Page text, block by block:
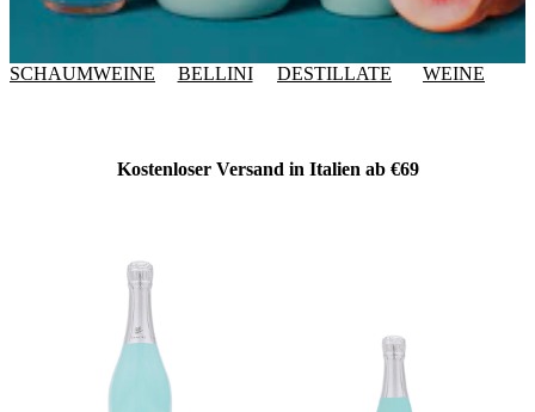
SCHAUMWEINE BELLINI DESTILLATE WEINE
Kostenloser Versand in Italien ab €69